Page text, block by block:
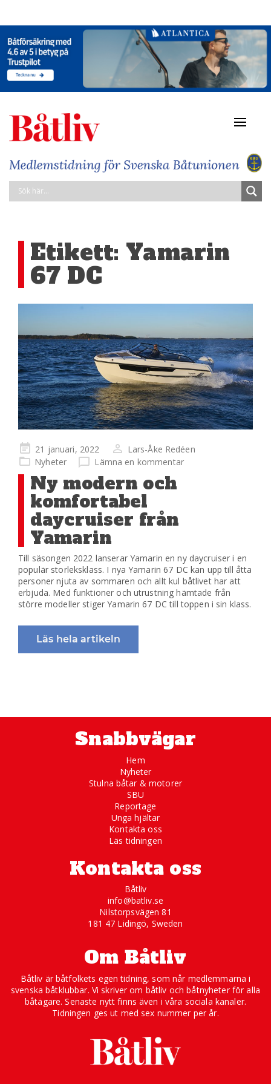
Etikett: Yamarin
67 DC
Publicerad
på
21 januari, 2022
Lars-Åke Redéen
Nyheter
Lämna en kommentar
Ny modern och
komfortabel
daycruiser från
Yamarin
Till säsongen 2022 lanserar Yamarin en ny daycruiser i en
populär storleksklass. I nya Yamarin 67 DC kan upp till åtta
personer njuta av sommaren och allt kul båtlivet har att
erbjuda. Med funktioner och utrustning hämtade från
större modeller stiger Yamarin 67 DC till toppen i sin klass.
Läs hela artikeln
Snabbvägar
Hem
Nyheter
Stulna båtar & motorer
SBU
Reportage
Unga hjältar
Kontakta oss
Läs tidningen
Kontakta oss
Båtliv
info@batliv.se
Nilstorpsvägen 81
181 47 Lidingö, Sweden
Om Båtliv
Båtliv är båtfolkets egen tidning, som når medlemmarna i
svenska båtklubbar. Vi skriver om båtliv och båtnyheter för alla
båtägare. Senaste nytt finns även i våra sociala kanaler.
Tidningen ges ut med sex nummer per år.